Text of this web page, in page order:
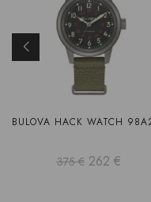
BULOVA HACK WATCH
375€ 262 €